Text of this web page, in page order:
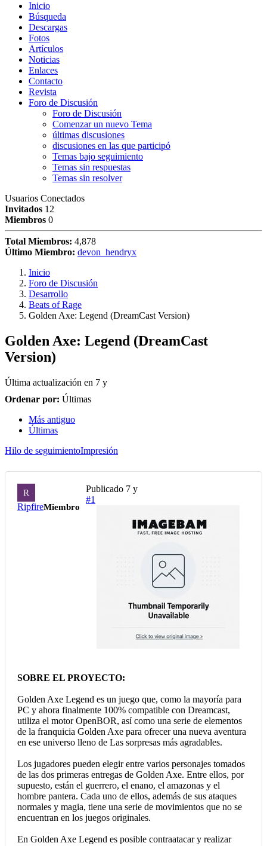
Inicio
Búsqueda
Descargas
Fotos
Artículos
Noticias
Enlaces
Contacto
Revista
Foro de Discusión
Foro de Discusión
Comenzar un nuevo Tema
últimas discusiones
discusiones en las que participó
Temas bajo seguimiento
Temas sin respuestas
Temas sin resolver
Usuarios Conectados
Invitados 12
Miembros 0
Total Miembros: 4,878
Último Miembro: devon_hendryx
Inicio
Foro de Discusión
Desarrollo
Beats of Rage
Golden Axe: Legend (DreamCast Version)
Golden Axe: Legend (DreamCast
Version)
Última actualización en 7 y
Ordenar por: Últimas
Más antiguo
Últimas
Hilo de seguimientoImpresión
R
RipfireMiembro
Publicado 7 y
#1
SOBRE EL PROYECTO:
Golden Axe Legend es un juego que, como la mayoría para
PC y ahora finalmente 100% compatible con Dreamcast,
utiliza el motor OpenBOR, así como una serie de elementos
de la franquicia Golden Axe para ofrecer una nueva aventura
en ese universo lleno de Las sorpresas más agradables.
Los jugadores pueden elegir entre varios personajes tomados
de las dos primeras entregas de Golden Axe. Entre ellos, por
supuesto, están el guerrero, el enano, el amazonas y el
hombre pantera. Cada uno de ellos, además de sus ataques
normales y magia, tiene una serie de movimientos que no se
encuentran en los juegos originales.
En Golden Axe Legend es posible contraatacar y realizar